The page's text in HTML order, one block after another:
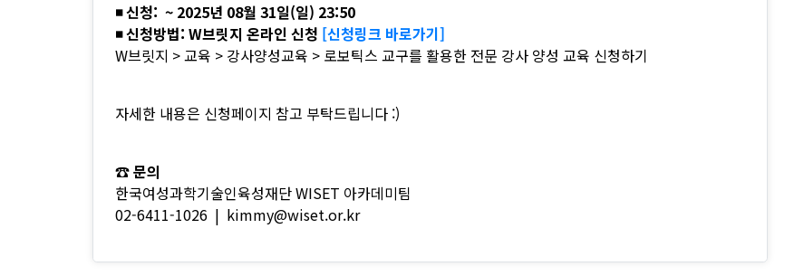
◾ 신청: ~ 2025년 08월 31일(일) 23:50
◾ 신청방법: W브릿지 온라인 신청 [신청링크 바로가기]
W브릿지 > 교육 > 강사양성교육 > 로보틱스 교구를 활용한 전문 강사 양성 교육 신청하기
자세한 내용은 신청페이지 참고 부탁드립니다 :)
☎ 문의
한국여성과학기술인육성재단 WISET 아카데미팀
02-6411-1026 | kimmy@wiset.or.kr